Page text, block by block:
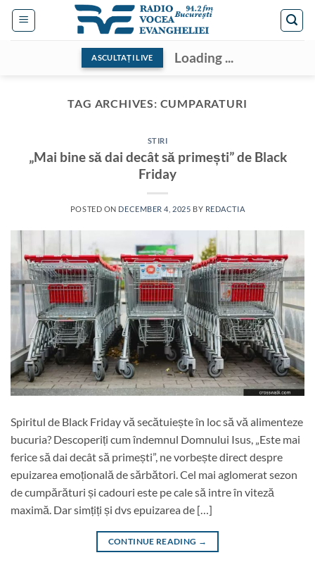
Skip
ASCULTAȚI LIVE Loading ...
TAG ARCHIVES: CUMPARATURI
STIRI
„Mai bine să dai decât să primești” de Black
Friday
POSTED ON DECEMBER 4, 2025 BY REDACTIA
Spiritul de Black Friday vă secătuiește în loc să vă alimenteze
bucuria? Descoperiți cum îndemnul Domnului Isus, „Este mai
ferice să dai decât să primești”, ne vorbește direct despre
epuizarea emoțională de sărbători. Cel mai aglomerat sezon
de cumpărături și cadouri este pe cale să intre în viteză
maximă. Dar simțiți și dvs epuizarea de […]
CONTINUE READING →